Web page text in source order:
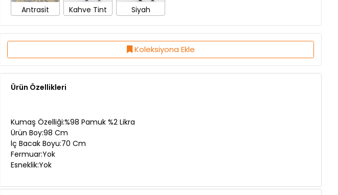
Koleksiyona Ekle
Ürün Özellikleri
İç Bacak Boyu:70 Cm
Fermuar:Yok
Esneklik:Yok